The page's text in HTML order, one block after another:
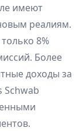
имеют
реалиям.
8%
Более
доходы за
Schwab